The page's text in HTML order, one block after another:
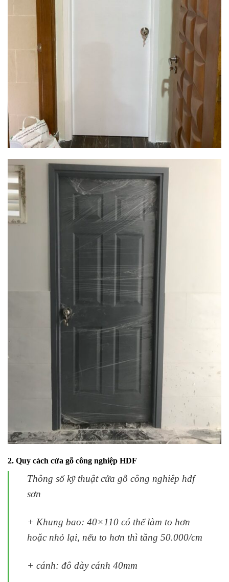
2. Quy cách cửa gỗ công nghiệp HDF
Thông số kỹ thuật cửa gỗ công nghiêp hdf
sơn
+ Khung bao: 40×110 có thể làm to hơn
hoặc nhỏ lại, nếu to hơn thì tăng 50.000/cm
+ cánh: đô dày cánh 40mm